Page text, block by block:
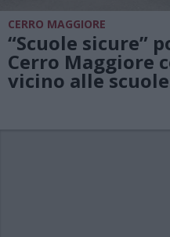
CERRO MAGGIORE
“Scuole sicure”
Cerro Maggiore
vicino alle scuole